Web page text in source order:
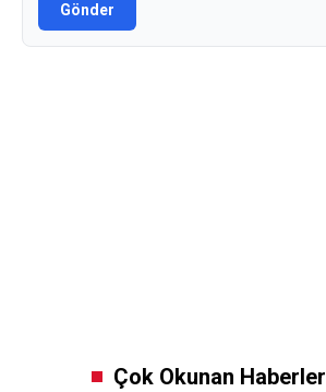
Gönder
Çok Okunan Haberler